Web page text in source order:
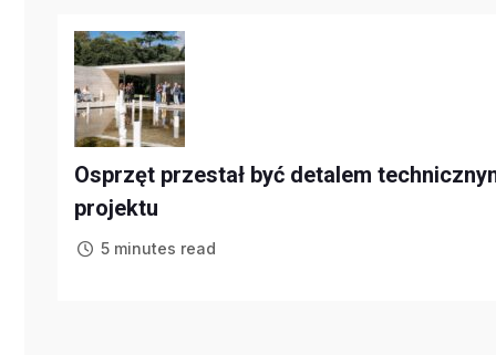
Osprzęt przestał być detalem
projektu
5 minutes read